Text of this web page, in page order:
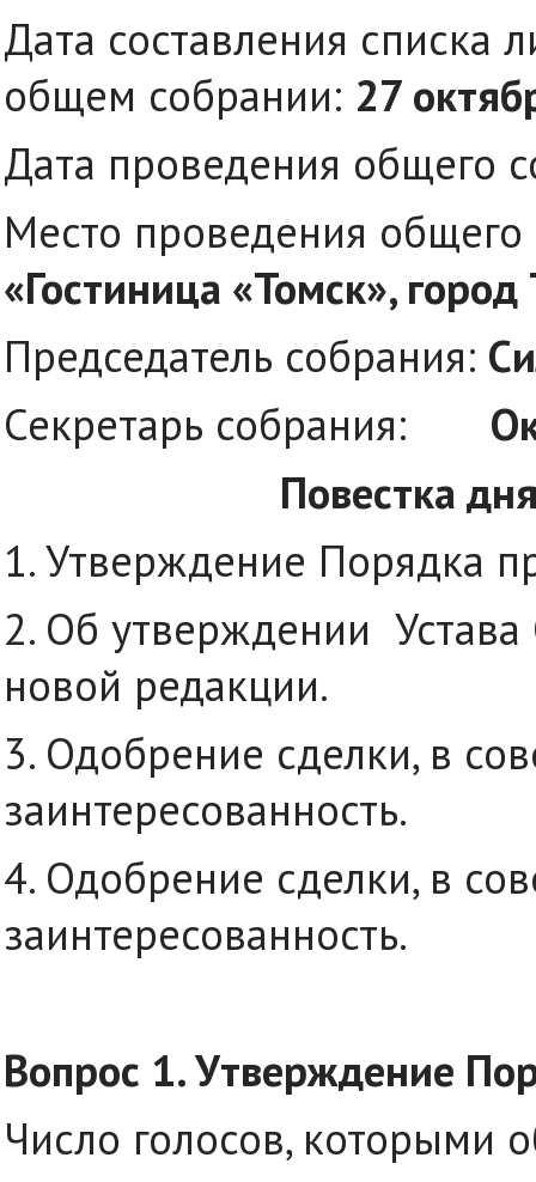
Дата составления списка
общем собрании: 27
Дата проведения общего
Место проведения общего
«Гостиница «Томск»,
Председатель собрания:
Секретарь собрания:
Повестка
1. Утверждение Порядка
2. Об утверждении
новой редакции.
3. Одобрение сделки, в
заинтересованность.
4. Одобрение сделки, в
заинтересованность.
Вопрос 1. Утверждение
Число голосов, которыми